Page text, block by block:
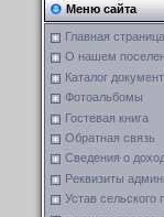
Меню сайта
Главная страница
О нашем
Каталог
Фотоальбомы
Гостевая книга
Обратная связь
Сведения о
Реквизиты
Устав сельского